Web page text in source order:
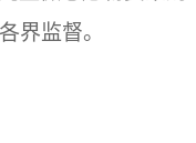
界监督。